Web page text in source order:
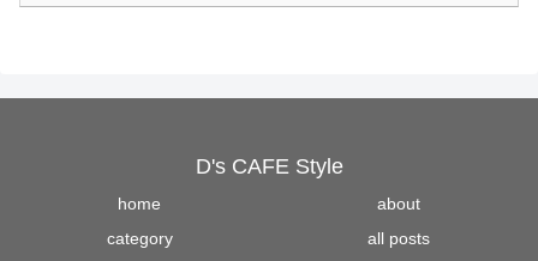
D's CAFE Style
home
about
category
all posts